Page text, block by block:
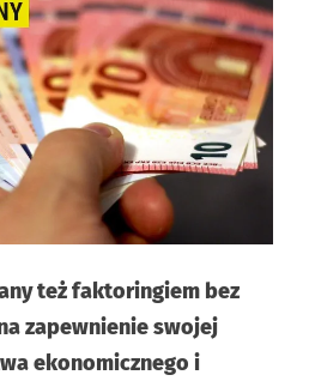
też faktoringiem bez
zapewnienie swojej
ekonomicznego i